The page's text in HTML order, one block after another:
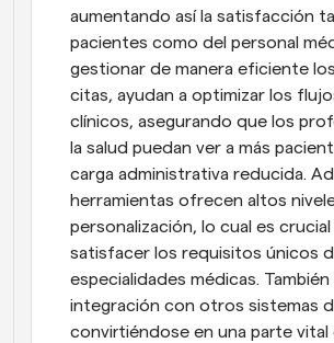
aumentando así la satisfacción
pacientes como del personal
gestionar de manera eficiente
citas, ayudan a optimizar los
clínicos, asegurando que los
la salud puedan ver a más
carga administrativa reducida.
herramientas ofrecen altos
personalización, lo cual es crucial
satisfacer los requisitos únicos
especialidades médicas. También
integración con otros sistemas
convirtiéndose en una parte vital